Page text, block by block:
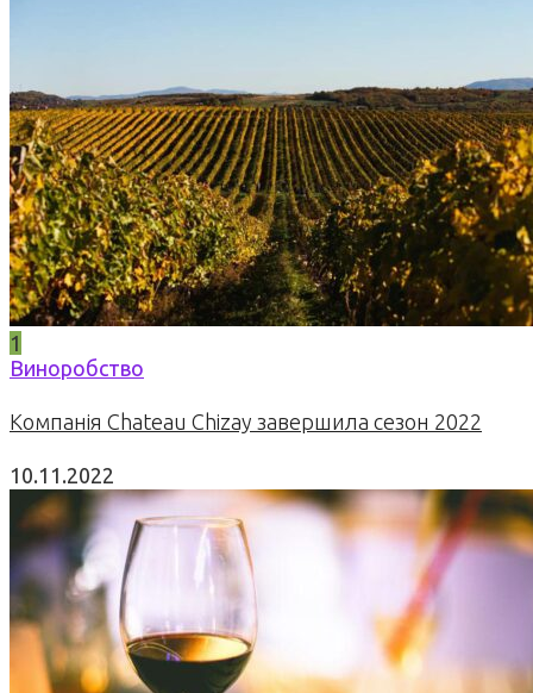
1
Виноробство
Компанія Chateau Chizay завершила сезон 2022
10.11.2022